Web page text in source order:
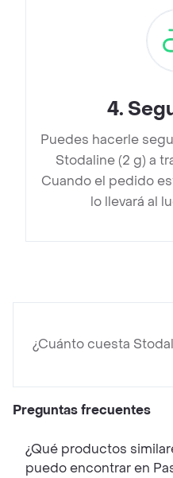
4.
Puedes hacerle
Stodaline (2 g) a
Cuando el pedido
lo llevará al
¿Cuánto cuesta
Preguntas frecuentes
¿Qué productos
puedo encontrar en